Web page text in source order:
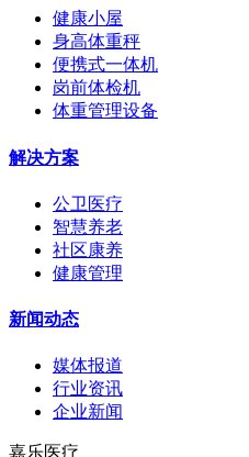
健康小屋
身高体重秤
便携式一体机
岗前体检机
体重管理设备
解决方案
公卫医疗
智慧养老
社区康养
健康管理
新闻动态
媒体报道
行业资讯
企业新闻
嘉乐医疗